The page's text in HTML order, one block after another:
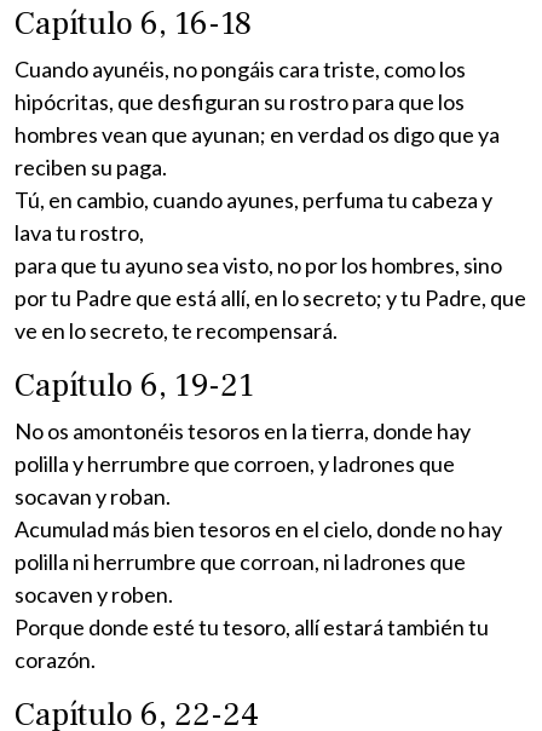
Capítulo 6, 16-18
Cuando ayunéis, no pongáis cara triste, como los
hipócritas, que desfiguran su rostro para que los
hombres vean que ayunan; en verdad os digo que ya
reciben su paga.
Tú, en cambio, cuando ayunes, perfuma tu cabeza y
lava tu rostro,
para que tu ayuno sea visto, no por los hombres, sino
por tu Padre que está allí, en lo secreto; y tu Padre, que
ve en lo secreto, te recompensará.
Capítulo 6, 19-21
No os amontonéis tesoros en la tierra, donde hay
polilla y herrumbre que corroen, y ladrones que
socavan y roban.
Acumulad más bien tesoros en el cielo, donde no hay
polilla ni herrumbre que corroan, ni ladrones que
socaven y roben.
Porque donde esté tu tesoro, allí estará también tu
corazón.
Capítulo 6, 22-24